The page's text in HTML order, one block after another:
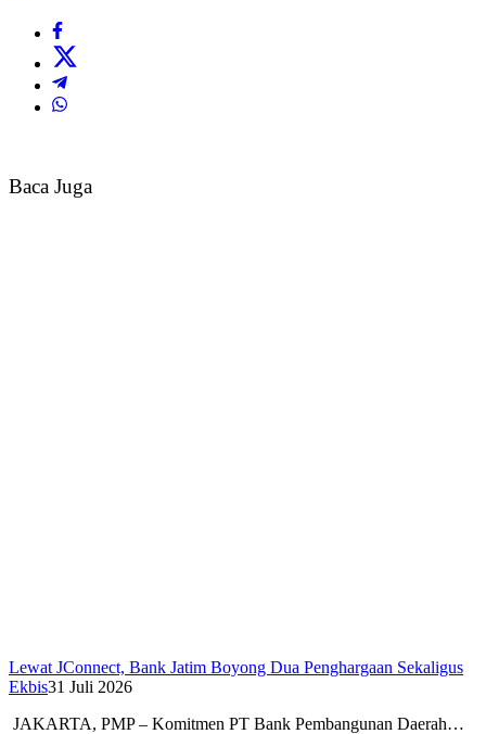
Baca Juga
Lewat JConnect, Bank Jatim Boyong Dua Penghargaan Sekaligus
Ekbis31 Juli 2026
JAKARTA, PMP – Komitmen PT Bank Pembangunan Daerah…